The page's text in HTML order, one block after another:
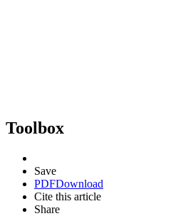
Toolbox
Save
PDFDownload
Cite this article
Share